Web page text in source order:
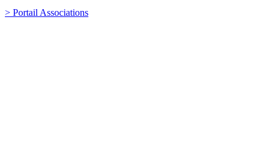
> Portail Associations